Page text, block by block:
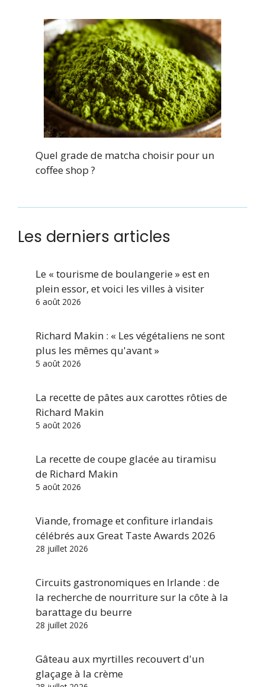
Quel grade de matcha choisir pour un
coffee shop ?
Les derniers articles
Le « tourisme de boulangerie » est en
plein essor, et voici les villes à visiter
6 août 2026
Richard Makin : « Les végétaliens ne sont
plus les mêmes qu'avant »
5 août 2026
La recette de pâtes aux carottes rôties de
Richard Makin
5 août 2026
La recette de coupe glacée au tiramisu
de Richard Makin
5 août 2026
Viande, fromage et confiture irlandais
célébrés aux Great Taste Awards 2026
28 juillet 2026
Circuits gastronomiques en Irlande : de
la recherche de nourriture sur la côte à la
barattage du beurre
28 juillet 2026
Gâteau aux myrtilles recouvert d'un
glaçage à la crème